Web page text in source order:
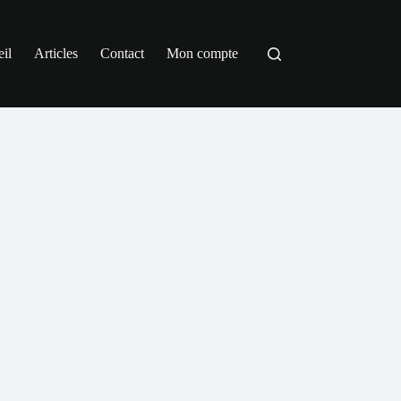
Articles Contact Mon compte